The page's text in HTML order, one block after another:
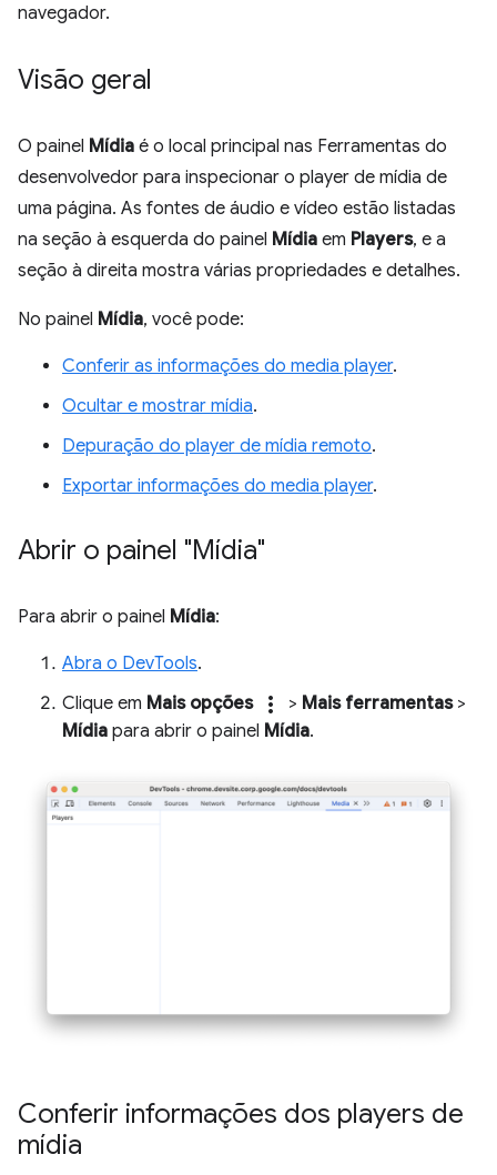
navegador.
Visão geral
O painel Mídia é o local principal nas Ferramentas do
desenvolvedor para inspecionar o player de mídia de
uma página. As fontes de áudio e vídeo estão listadas
na seção à esquerda do painel Mídia em Players, e a
seção à direita mostra várias propriedades e detalhes.
No painel Mídia, você pode:
Conferir as informações do media player.
Ocultar e mostrar mídia.
Depuração do player de mídia remoto.
Exportar informações do media player.
Abrir o painel "Mídia"
Para abrir o painel Mídia:
Abra o DevTools.
Clique em Mais opções more_vert > Mais ferramentas>
Mídia para abrir o painel Mídia.
Conferir informações dos players de
mídia